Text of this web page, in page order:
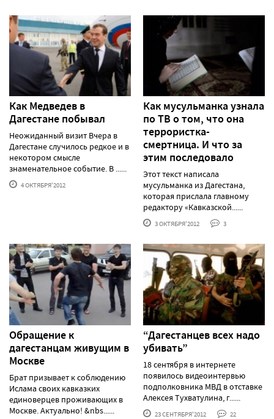
Как Медведев в
Дагестане побывал
Неожиданный визит Вчера в
Дагестане случилось редкое и в
некотором смысле
знаменательное событие. В ......
4 ОКТЯБРЯ'2012
Как мусульманка узнала
по ТВ о том, что она
террористка-
смертница. И что за
этим последовало
Этот текст написала
мусульманка из Дагестана,
которая прислала главному
редактору «Кавказской......
3 ОКТЯБРЯ'2012 3
Обращение к
дагестанцам живущим в
Москве
Брат призывает к соблюдению
Ислама своих кавказких
единоверцев проживающих в
Москве. Актуально! &nbs......
“Дагестанцев всех надо
убивать”
18 сентября в интернете
появилось видеоинтервью
подполковника МВД в отставке
Алексея Тухватулина, г......
23 СЕНТЯБРЯ'2012 22